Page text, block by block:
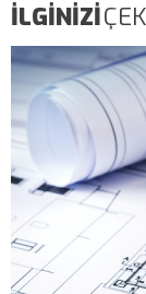
İLGİNİZİ